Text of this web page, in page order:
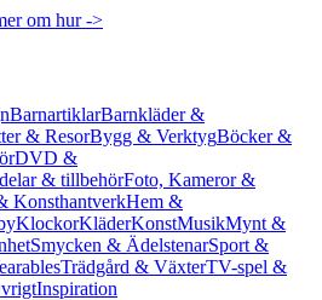
om hur ->
BarnartiklarBarnkläder &
& ResorBygg & VerktygBöcker &
DVD &
& tillbehörFoto, Kameror &
KonsthantverkHem &
KlockorKläderKonstMusikMynt &
Smycken & ÄdelstenarSport &
Trädgård & VäxterTV-spel &
Inspiration